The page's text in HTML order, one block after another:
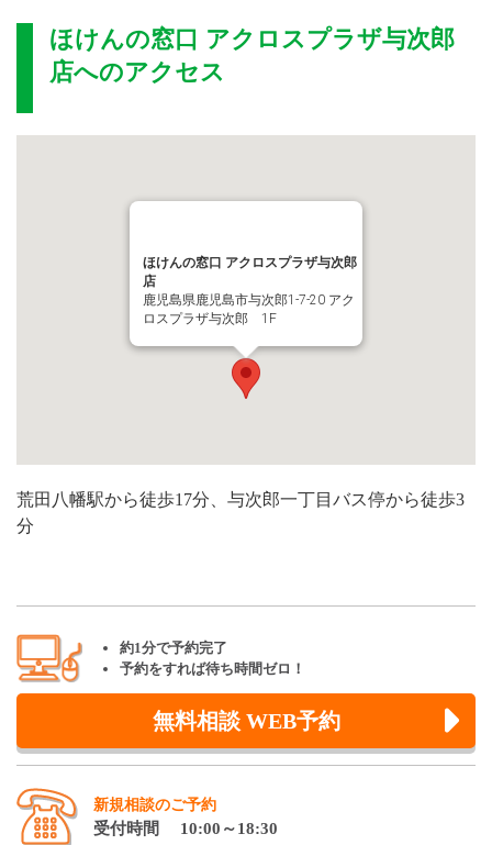
ほけんの窓口 アクロスプラザ与次郎
店へのアクセス
ほけんの窓口 アクロスプラザ与次郎
店
鹿児島県鹿児島市与次郎1-7-20 アク
ロスプラザ与次郎 1F
荒田八幡駅から徒歩17分、与次郎一丁目バス停から徒歩3
分
約1分で予約完了
予約をすれば待ち時間ゼロ！
無料相談 WEB予約
新規相談のご予約
受付時間 10:00～18:30